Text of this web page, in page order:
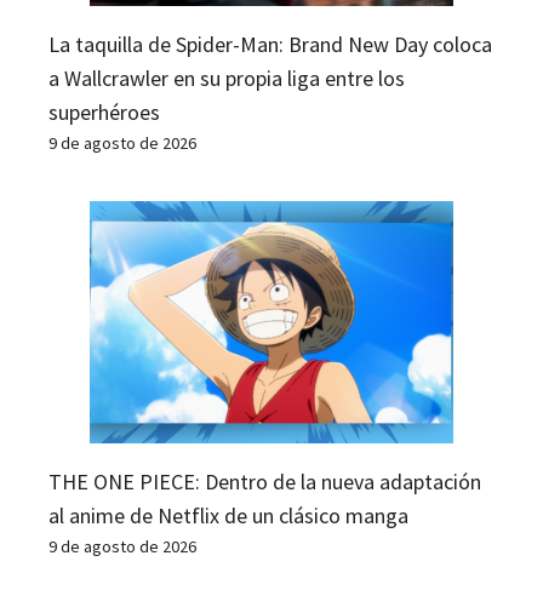
La taquilla de Spider-Man: Brand New Day coloca
a Wallcrawler en su propia liga entre los
superhéroes
9 de agosto de 2026
THE ONE PIECE: Dentro de la nueva adaptación
al anime de Netflix de un clásico manga
9 de agosto de 2026